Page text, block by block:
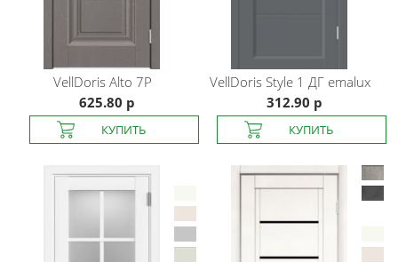
VellDoris Alto 7P
625.80 р
VellDoris Style 1 ДГ emalux
312.90 р